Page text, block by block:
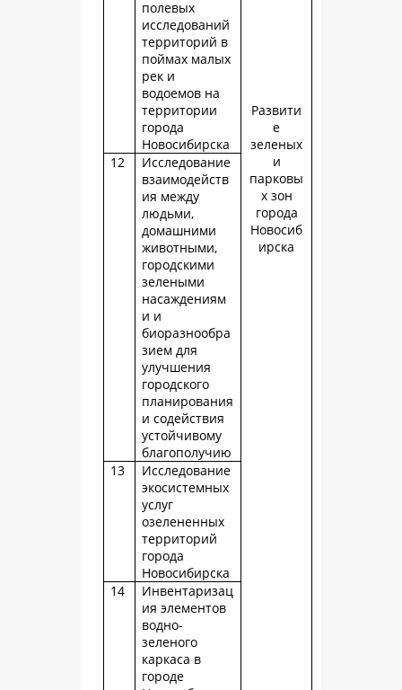
Развити
е
зеленых
и
парковы
х зон
города
Новосиб
ирска
полевых
исследований
территорий в
поймах малых
рек и
водоемов на
территории
города
Новосибирска
12
Исследование
взаимодейств
ия между
людьми,
домашними
животными,
городскими
зелеными
насаждениям
и и
биоразнообра
зием для
улучшения
городского
планирования
и содействия
устойчивому
благополучию
13
Исследование
экосистемных
услуг
озелененных
территорий
города
Новосибирска
14
Инвентаризац
ия элементов
водно-
зеленого
каркаса в
городе